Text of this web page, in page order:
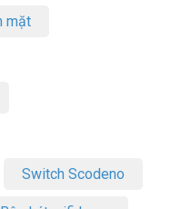
mặt
Switch Scodeno